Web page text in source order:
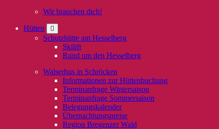
Wir brauchen dich!
Hütten
Schutzhütte am Hesselberg
Skilift
Rund um den Hesselberg
Walserhus in Schröcken
Informationen zur Hüttenbuchung
Terminanfrage Wintersaison
Terminanfrage Sommersaison
Belegungskalender
Übernachtungspreise
Region Bregenzer Wald